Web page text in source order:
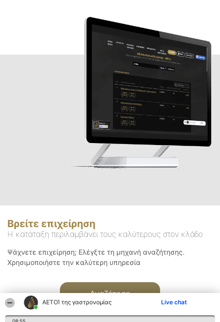
ΑΕΤΟΊ της γαστρονομίας Live chat
Βρείτε επιχείρηση
Η κατάταξη περιλαμβάνει τους καλύτερους στον κλάδο
Ψάχνετε επιχείρηση; Ελέγξτε τη μηχανή αναζήτησης.
Χρησιμοποιήστε την καλύτερη υπηρεσία
Αναζήτηση